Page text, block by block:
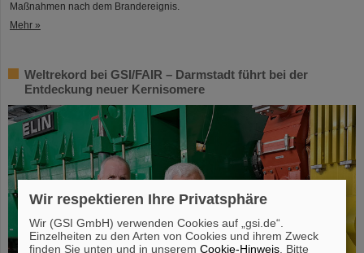
Maßnahmen nach dem Brandereignis.
Mehr »
Weltrekord bei GSI/FAIR – Darmstadt führt bei der
Entdeckung neuer Kernisomere
Wir respektieren Ihre Privatsphäre
Wir (GSI GmbH) verwenden Cookies auf „gsi.de“.
Einzelheiten zu den Arten von Cookies und ihrem Zweck
finden Sie unten und in unseremCookie-Hinweis . Bitte